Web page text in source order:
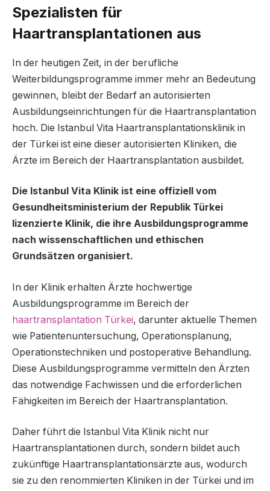
Spezialisten für
Haartransplantationen aus
In der heutigen Zeit, in der berufliche
Weiterbildungsprogramme immer mehr an Bedeutung
gewinnen, bleibt der Bedarf an autorisierten
Ausbildungseinrichtungen für die Haartransplantation
hoch. Die Istanbul Vita Haartransplantationsklinik in
der Türkei ist eine dieser autorisierten Kliniken, die
Ärzte im Bereich der Haartransplantation ausbildet.
Die Istanbul Vita Klinik ist eine offiziell vom
Gesundheitsministerium der Republik Türkei
lizenzierte Klinik, die ihre Ausbildungsprogramme
nach wissenschaftlichen und ethischen
Grundsätzen organisiert.
In der Klinik erhalten Ärzte hochwertige
Ausbildungsprogramme im Bereich der
haartransplantation Türkei, darunter aktuelle Themen
wie Patientenuntersuchung, Operationsplanung,
Operationstechniken und postoperative Behandlung.
Diese Ausbildungsprogramme vermitteln den Ärzten
das notwendige Fachwissen und die erforderlichen
Fähigkeiten im Bereich der Haartransplantation.
Daher führt die Istanbul Vita Klinik nicht nur
Haartransplantationen durch, sondern bildet auch
zukünftige Haartransplantationsärzte aus, wodurch
sie zu den renommierten Kliniken in der Türkei und im